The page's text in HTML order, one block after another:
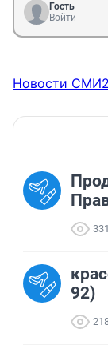
Гость
Войти
Новости СМИ2
92)